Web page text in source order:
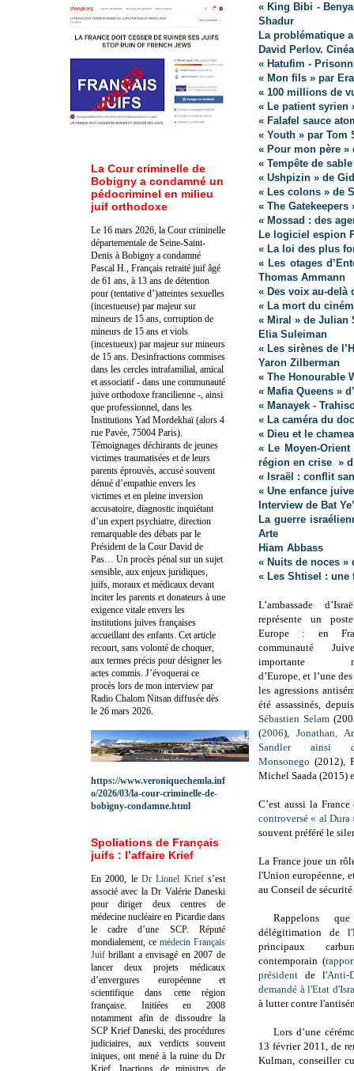
« King Bibi -
Shadur
La problématique
David Perlov.
« Hatufim -
« Mon fils » par
« 100 millions de
« Le patient syrien
« Falafel sauce
« Youth » par Tom
« Pour mon père »
« Tempête de
« Ushpizin » de
« Les colons » de
« The Gatekeepers
« Mossad : des
Le logiciel espion
« La loi des plus
« Les otages
Thomas Ammann
« Des voix au-delà
« La mort du
« Miral » de Julian
Elia Suleiman
« Les sirènes de
Yaron Zilberman
« The Honourable
« Mafia Queens »
« Manayek -
« La caméra du
« Dieu et le
« Le Moyen-
région en crise »
« Israël : conflit
« Une enfance
Interview de Bat
La guerre
Arte
Hiam Abbass
« Nuits de noces »
« Les Shtisel : une
L’ambassade
représente un
Europe : en
communauté
importante
d’Europe, et l’une
les agressions
été assassinés,
Sébastien Selam
(2006), Jonathan,
Sandler ainsi
Monsonego (2012),
Michel Saada (2015)
C’est aussi la
controversé « al Dura
souvent préféré le
La France joue un
l'Union européenne,
au Conseil de
Rappelons
délégitimation de
principaux
contemporain (
président de l'Anti-
demandé à l'Etat
à lutter contre
Lors d’une
13 février 2011, de
Kulman, conseiller
La Cour criminelle de
Bobigny a condamné un
pédocriminel en milieu
juif orthodoxe
Le 16 mars 2026, la Cour criminelle
départementale de Seine-Saint-
Denis à Bobigny a condamné
Pascal H., Français retraité juif âgé
de 61 ans, à 13 ans de détention
pour (tentative d’)atteintes sexuelles
(incestueuse) par majeur sur
mineurs de 15 ans, corruption de
mineurs de 15 ans et viols
(incestueux) par majeur sur mineurs
de 15 ans. Desinfractions commises
dans les cercles intrafamilial, amical
et associatif - dans une communauté
juive orthodoxe francilienne -, ainsi
que professionnel, dans les
Institutions Yad Mordekhaï (alors 4
rue Pavée, 75004 Paris).
Témoignages déchirants de jeunes
victimes traumatisées et de leurs
parents éprouvés, accusé souvent
dénué d’empathie envers les
victimes et en pleine inversion
accusatoire, diagnostic inquiétant
d’un expert psychiatre, direction
remarquable des débats par le
Président de la Cour David de
Pas… Un procès pénal sur un sujet
sensible, aux enjeux juridiques,
juifs, moraux et médicaux devant
inciter les parents et donateurs à une
exigence vitale envers les
institutions juives françaises
accueillant des enfants. Cet article
recourt, sans volonté de choquer,
aux termes précis pour désigner les
actes commis. J’évoquerai ce
procès lors de mon interview par
Radio Chalom Nitsan diffusée dès
le 26 mars 2026.
https://www.veroniquechemla.inf
o/2026/03/la-cour-criminelle-de-
bobigny-condamne.html
Spoliations de Français
juifs : l’affaire Krief
En 2000, le Dr Lionel Kriefs’est
associé avec la Dr Valérie Daneski
pour diriger deux centres de
médecine nucléaire en Picardie dans
le cadre d’une SCP. Réputé
mondialement, ce médecin Français
Juif brillant a envisagé en 2007 de
lancer deux projets médicaux
d’envergures européenne et
scientifique dans cette région
française. Initiées en 2008
notamment afin de dissoudre la
SCP Krief Daneski, des procédures
judiciaires, aux verdicts souvent
iniques, ont mené à la ruine du Dr
Krief.Inactions de ministres de